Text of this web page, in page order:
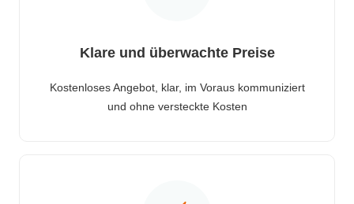
Klare und überwachte Preise
Kostenloses Angebot, klar, im Voraus kommuniziert
und ohne versteckte Kosten